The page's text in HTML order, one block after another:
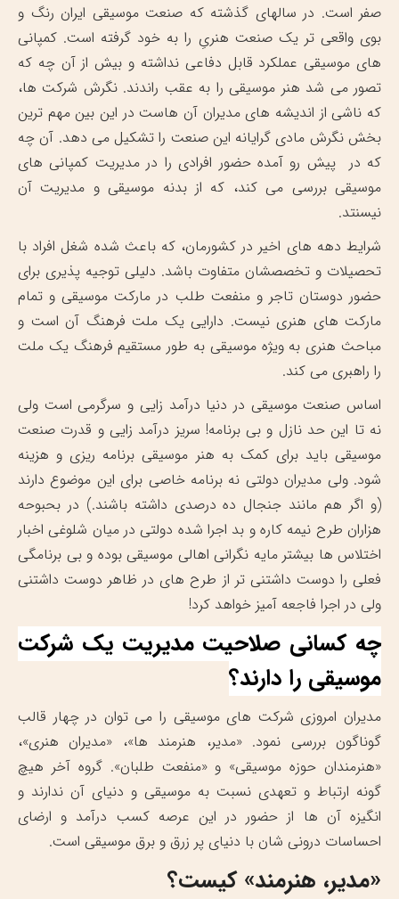
صفر است. در سالهای گذشته که صنعت موسیقی ایران رنگ و
بوی واقعی تر یک صنعت هنریِ را به خود گرفته است. کمپانی
های موسیقی عملکرد قابل دفاعی نداشته و بیش از آن چه که
تصور می شد هنر موسیقی را به عقب راندند. نگرش شرکت ها،
که ناشی از اندیشه های مدیران آن هاست در این بین مهم ترین
بخش نگرش مادی گرایانه این صنعت را تشکیل می دهد. آن چه
که در پیش رو آمده حضور افرادی را در مدیریت کمپانی های
موسیقی بررسی می کند، که از بدنه موسیقی و مدیریت آن
نیسنتد.
شرایط دهه های اخیر در کشورمان، که باعث شده شغل افراد با
تحصیلات و تخصصشان متفاوت باشد. دلیلی توجیه پذیری برای
حضور دوستان تاجر و منفعت طلب در مارکت موسیقی و تمام
مارکت های هنری نیست. دارایی یک ملت فرهنگ آن است و
مباحث هنری به ویژه موسیقی به طور مستقیم فرهنگ یک ملت
را راهبری می کند.
اساس صنعت موسیقی در دنیا درآمد زایی و سرگرمی است ولی
نه تا این حد نازل و بی برنامه! سریز درآمد زایی و قدرت صنعت
موسیقی باید برای کمک به هنر موسیقی برنامه ریزی و هزینه
شود. ولی مدیران دولتی نه برنامه خاصی برای این موضوع دارند
(و اگر هم مانند جنجال ده درصدی داشته باشند.) در بحبوحه
هزاران طرح نیمه کاره و بد اجرا شده دولتی در میان شلوغی اخبار
اختلاس ها بیشتر مایه نگرانی اهالی موسیقی بوده و بی برنامگی
فعلی را دوست داشتنی تر از طرح های در ظاهر دوست داشتنی
ولی در اجرا فاجعه آمیز خواهد کرد!
چه کسانی صلاحیت مدیریت یک شرکت
موسیقی را دارند؟
مدیران امروزی شرکت های موسیقی را می توان در چهار قالب
گوناگون بررسی نمود. «مدیر، هنرمند ها»، «مدیران هنری»،
«هنرمندان حوزه موسیقی» و «منفعت طلبان». گروه آخر هیچ
گونه ارتباط و تعهدی نسبت به موسیقی و دنیای آن ندارند و
انگیزه آن ها از حضور در این عرصه کسب درآمد و ارضای
احساسات درونی شان با دنیای پر زرق و برق موسیقی است.
«مدیر، هنرمند» کیست؟